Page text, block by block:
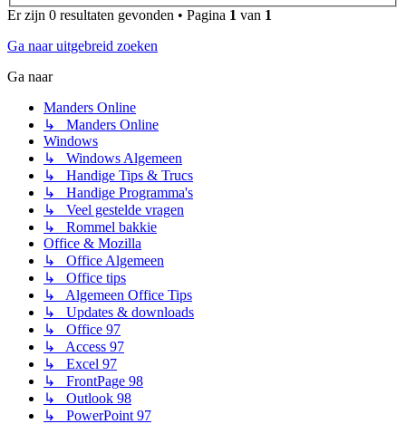
Er zijn 0 resultaten gevonden • Pagina 1 van 1
Ga naar uitgebreid zoeken
Ga naar
Manders Online
↳ Manders Online
Windows
↳ Windows Algemeen
↳ Handige Tips & Trucs
↳ Handige Programma's
↳ Veel gestelde vragen
↳ Rommel bakkie
Office & Mozilla
↳ Office Algemeen
↳ Office tips
↳ Algemeen Office Tips
↳ Updates & downloads
↳ Office 97
↳ Access 97
↳ Excel 97
↳ FrontPage 98
↳ Outlook 98
↳ PowerPoint 97